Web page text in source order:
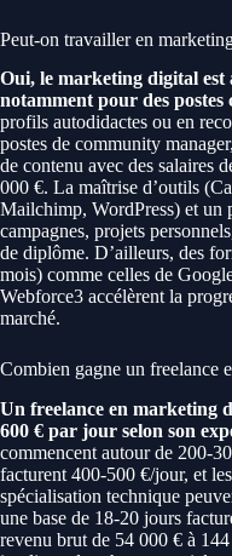
Peut-on travailler en
Oui, le marketing digital est
notamment pour des
profils autodidactes ou en
postes de community
de contenu avec des salaires
000 €. La maîtrise d’outils
Mailchimp, WordPress) et un
campagnes, projets
de diplôme. D’ailleurs, des
mois) comme celles de
Webforce3 accélèrent la
marché.
Combien gagne un freelance
Un freelance en marketing
600 € par jour selon son
commencent autour de 200-
facturent 400-500 €/jour, et
spécialisation technique
une base de 18-20 jours
revenu brut de 54 000 € à